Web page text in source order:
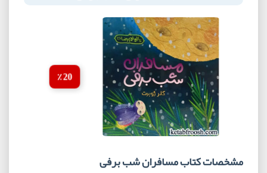
20 ٪
مشخصات کتاب مسافران شب برفی